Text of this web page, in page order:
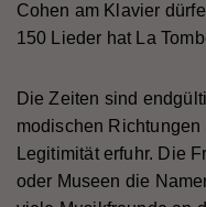
Cohen am Klavier
150 Lieder hat La
Die Zeiten sind
modischen
Legitimität erfuhr. Die
oder Museen die